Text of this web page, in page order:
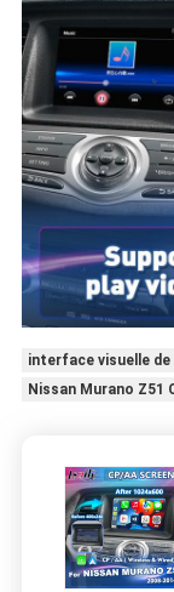
interface visuelle
Nissan Murano Z51